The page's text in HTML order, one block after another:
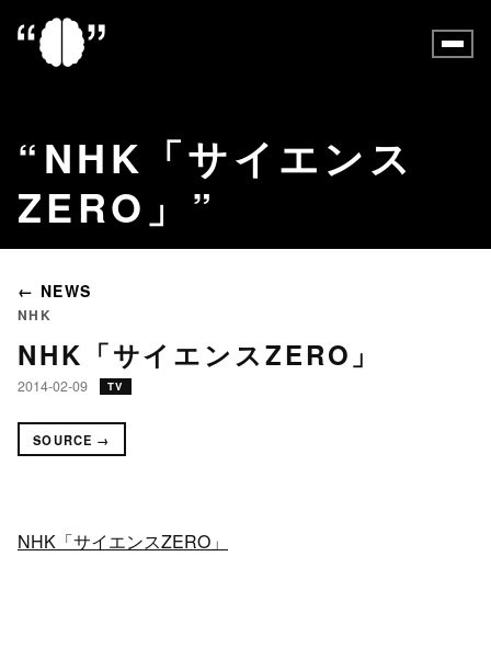
NHK「サイエンス
ZERO」
← NEWS
NHK
NHK「サイエンスZERO」
2014-02-09 TV
SOURCE →
NHK「サイエンスZERO」